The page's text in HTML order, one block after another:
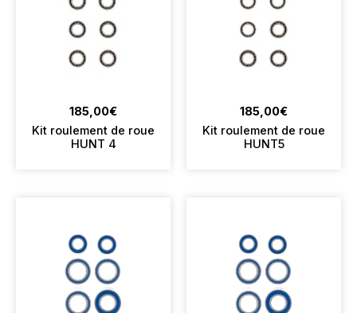
185,00€
Kit roulement de roue
HUNT 4
185,00€
Kit roulement de roue
HUNT5